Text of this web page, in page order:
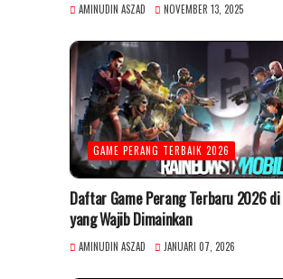
AMINUDIN ASZAD NOVEMBER 13, 2025
GAME PERANG TERBAIK 2026
Daftar Game Perang Terbaru 2026
yang Wajib Dimainkan
AMINUDIN ASZAD JANUARI 07, 2026